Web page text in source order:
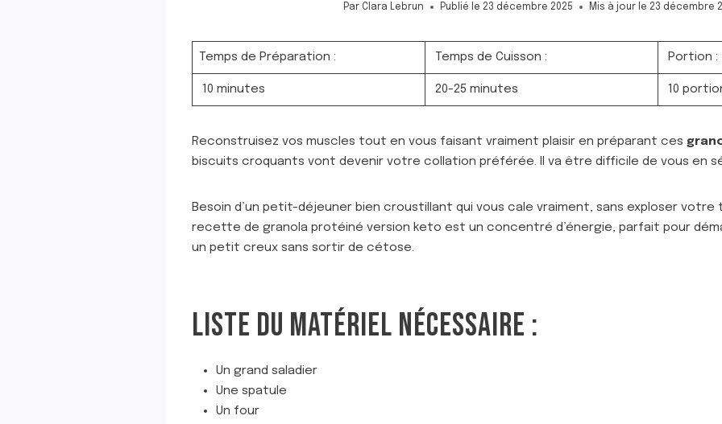
Par Clara Lebrun Publié le 23 décembre 2025 Mis à jour le 23 décembre
Temps de Préparation : Temps de Cuisson : Portion :
10 minutes 20-25 minutes 10
Reconstruisez vos muscles tout en vous faisant vraiment plaisir en préparant ces
biscuits croquants vont devenir votre collation préférée. Il va être difficile de vous en
Besoin d’un petit-déjeuner bien croustillant qui vous cale vraiment, sans exploser
recette de granola protéiné version keto est un concentré d’énergie, parfait pour
un petit creux sans sortir de cétose.
LISTE DU MATÉRIEL NÉCESSAIRE :
Un grand saladier
Une spatule
Un four